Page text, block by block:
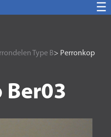
☰
Type B> Perronkop
Ber03